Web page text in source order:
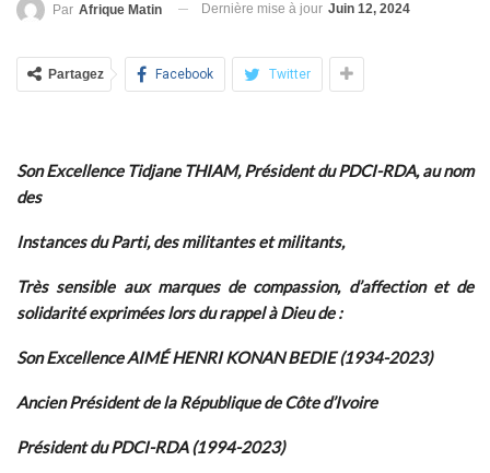
Par Afrique Matin Dernière mise à jour Juin 12, 2024
Partagez Facebook Twitter
Son Excellence Tidjane THIAM, Président du PDCI-RDA, au nom
des
Instances du Parti, des militantes et militants,
Très sensible aux marques de compassion, d’affection et de
solidarité exprimées lors du rappel à Dieu de :
Son Excellence AIMÉ HENRI KONAN BEDIE (1934-2023)
Ancien Président de la République de Côte d’Ivoire
Président du PDCI-RDA (1994-2023)